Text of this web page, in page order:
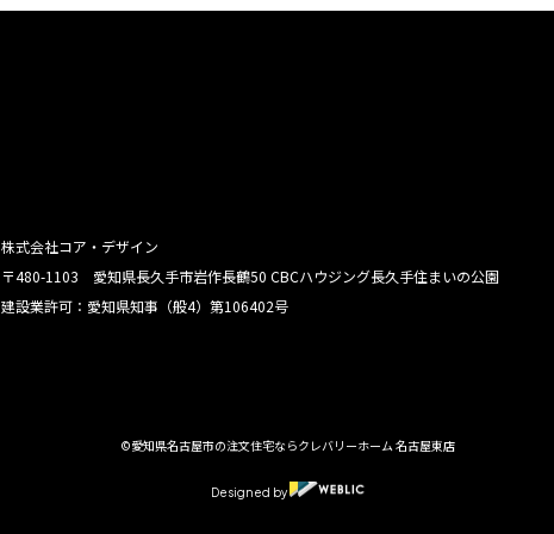
株式会社コア・デザイン
〒480-1103 愛知県長久手市岩作長鶴50 CBCハウジング長久手住まいの公園
建設業許可：愛知県知事（般4）第106402号
©愛知県名古屋市の注文住宅ならクレバリーホーム 名古屋東店
Designed by